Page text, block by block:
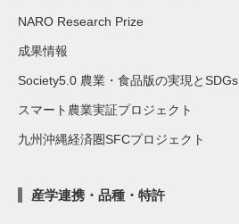
NARO Research Prize
成果情報
Society5.0 農業・食品版の実現とSDGs
スマート農業実証プロジェクト
九州沖縄経済圏SFCプロジェクト
産学連携・品種・特許